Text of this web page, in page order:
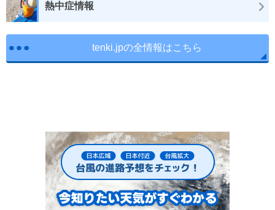
熱中症情報
tenki.jpの全情報はこちら